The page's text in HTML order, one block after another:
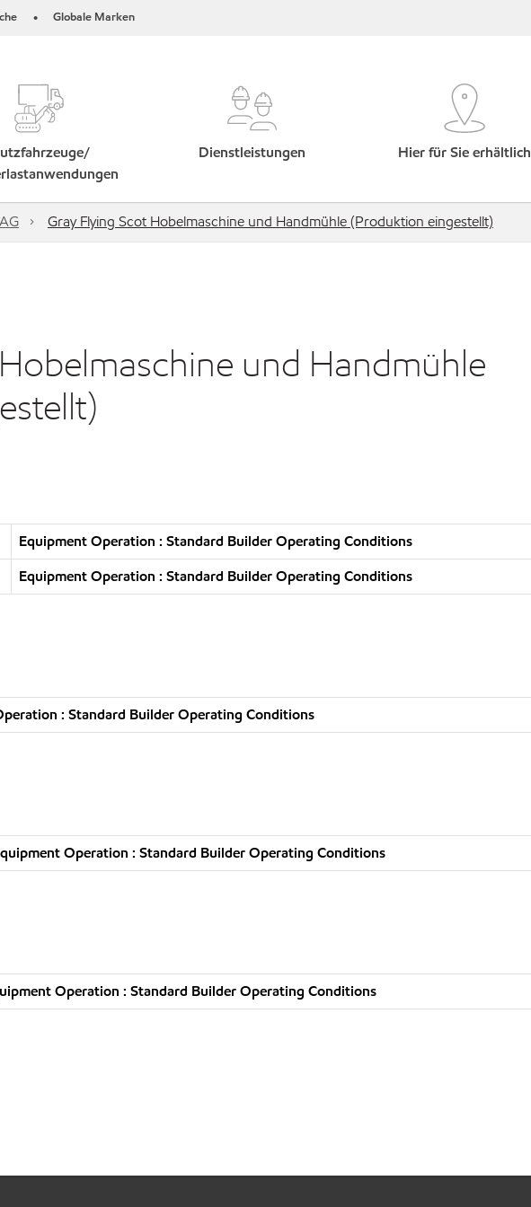
• Globale Marken
Dienstleistungen Hier für Sie erhältlich
Gray Flying Scot Hobelmaschine und Handmühle (Produktion eingestellt)
und Handmühle
Equipment Operation : Standard Builder Operating Conditions
Equipment Operation : Standard Builder Operating Conditions
: Standard Builder Operating Conditions
Operation : Standard Builder Operating Conditions
Operation : Standard Builder Operating Conditions